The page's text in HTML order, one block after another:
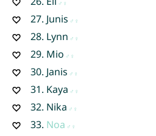
27. Junis
28. Lynn
29. Mio
30. Janis
31. Kaya
32. Nika
33. Noa